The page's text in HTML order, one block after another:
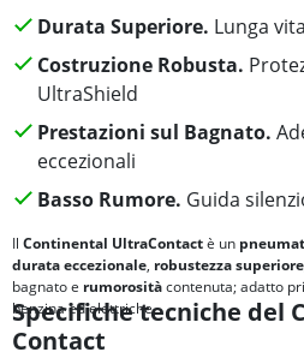
Durata Superiore. Lunga
Costruzione Robusta.
UltraShield
Prestazioni sul Bagnato.
eccezionali
Basso Rumore. Guida
Il Continental UltraContactè un
durata eccezionale, robustezza superiore
bagnato e rumorositàcontenuta; adatto
benzina ed elettriche.
Specifiche tecniche del
Contact